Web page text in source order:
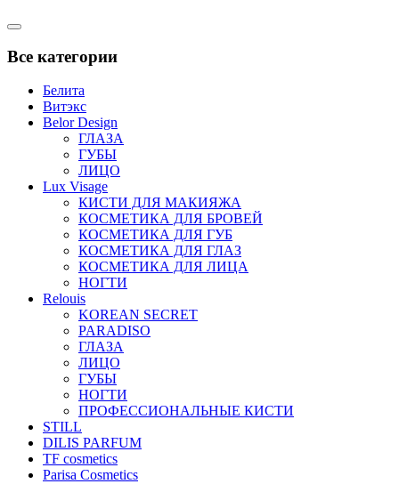
Catalog
Все категории
Белита
Витэкс
Belor Design
ГЛАЗА
ГУБЫ
ЛИЦО
Lux Visage
КИСТИ ДЛЯ МАКИЯЖА
КОСМЕТИКА ДЛЯ БРОВЕЙ
КОСМЕТИКА ДЛЯ ГУБ
КОСМЕТИКА ДЛЯ ГЛАЗ
КОСМЕТИКА ДЛЯ ЛИЦА
НОГТИ
Relouis
KOREAN SECRET
PARADISO
ГЛАЗА
ЛИЦО
ГУБЫ
НОГТИ
ПРОФЕССИОНАЛЬНЫЕ КИСТИ
STILL
DILIS PARFUM
TF cosmetics
Parisa Cosmetics